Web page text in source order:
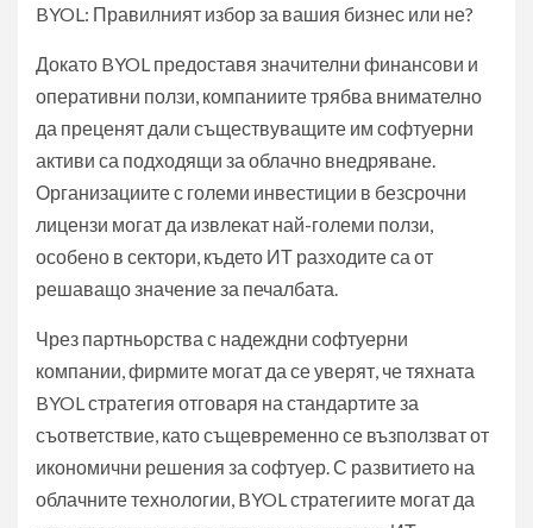
BYOL: Правилният избор за вашия бизнес или не?
Докато BYOL предоставя значителни финансови и
оперативни ползи, компаниите трябва внимателно
да преценят дали съществуващите им софтуерни
активи са подходящи за облачно внедряване.
Организациите с големи инвестиции в безсрочни
лицензи могат да извлекат най-големи ползи,
особено в сектори, където ИТ разходите са от
решаващо значение за печалбата.
Чрез партньорства с надеждни софтуерни
компании, фирмите могат да се уверят, че тяхната
BYOL стратегия отговаря на стандартите за
съответствие, като същевременно се възползват от
икономични решения за софтуер. С развитието на
облачните технологии, BYOL стратегиите могат да